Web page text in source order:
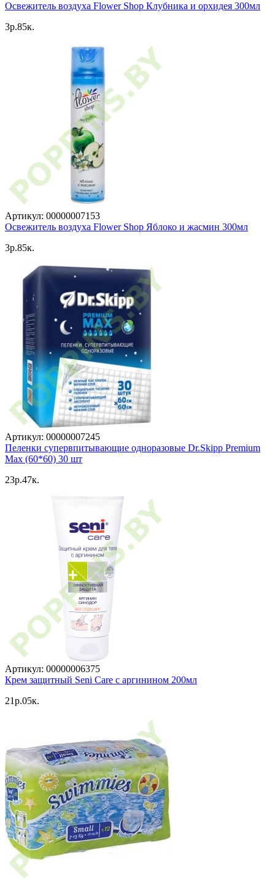
Освежитель воздуха Flower Shop Клубника и орхидея 300мл
3p.85к.
Артикул: 00000007153
Освежитель воздуха Flower Shop Яблоко и жасмин 300мл
3p.85к.
Артикул: 00000007245
Пеленки супервпитывающие одноразовые Dr.Skipp Premium
Max (60*60) 30 шт
23p.47к.
Артикул: 00000006375
Крем защитный Seni Care с аргинином 200мл
21p.05к.